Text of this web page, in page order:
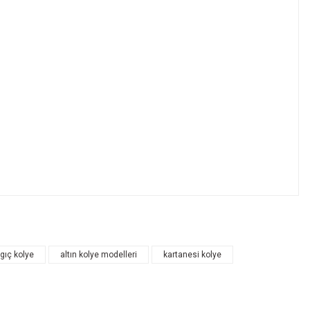
kolye altın kolye modelleri kartanesi kolye